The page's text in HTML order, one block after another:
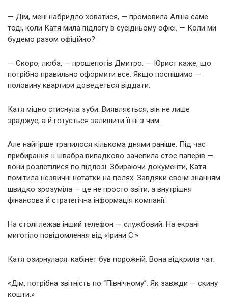
— Дім, мені набридло ховатися, — промовила Аліна саме
тоді, коли Катя мила підлогу в сусідньому офісі. — Коли ми
будемо разом офіційно?
— Скоро, люба, — прошепотів Дмитро. — Юрист каже, що
потрібно правильно оформити все. Якщо поспішимо —
половину квартири доведеться віддати.
Катя міцно стиснула зуби. Виявляється, він не лише
зраджує, а й готується залишити її ні з чим.
Але найгірше трапилося кількома днями раніше. Під час
прибирання її швабра випадково зачепила стос паперів —
вони розлетілися по підлозі. Збираючи документи, Катя
помітила незвичні нотатки на полях. Завдяки своїм знанням
швидко зрозуміла — це не просто звіти, а внутрішня
фінансова й стратегічна інформація компанії.
На столі лежав інший телефон — службовий. На екрані
миготіло повідомлення від «Ірини С.»
Катя озирнулася: кабінет був порожній. Вона відкрила чат.
«Дім, потрібна звітність по “Північному”. Як завжди — скину
кошти.»